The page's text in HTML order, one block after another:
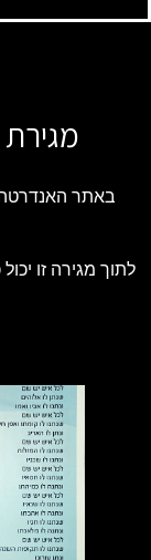
באתר האנדרטה
לתוך מגירה זו